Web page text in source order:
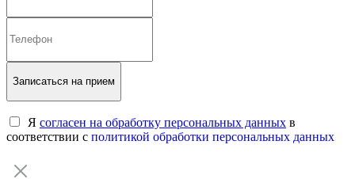
Записаться на прием
Я согласен на обработку персональных данных в
соответствии с политикой обработки персональных данных